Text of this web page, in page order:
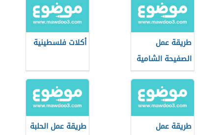
طريقة عمل
الصفيحة الشامية
أكلات فلسطينية
طريقة عمل
طريقة عمل الحلبة